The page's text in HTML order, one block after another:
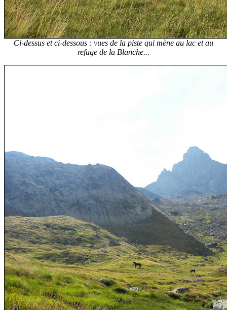
Ci-dessus et ci-dessous : vues de la piste qui mène au lac et au
refuge de la Blanche...